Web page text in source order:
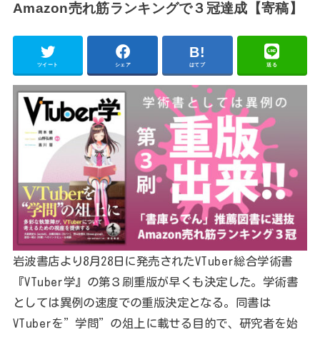
Amazon売れ筋ランキングで３冠達成【寄稿】
ツイート シェア はてブ 送る
岩波書店より8月28日に発売されたVTuber総合学術書
『VTuber学』の第３刷重版が早くも決定した。学術書
としては異例の速度での重版決定となる。同書は
VTuberを”学問”の俎上に載せる目的で、研究者を始